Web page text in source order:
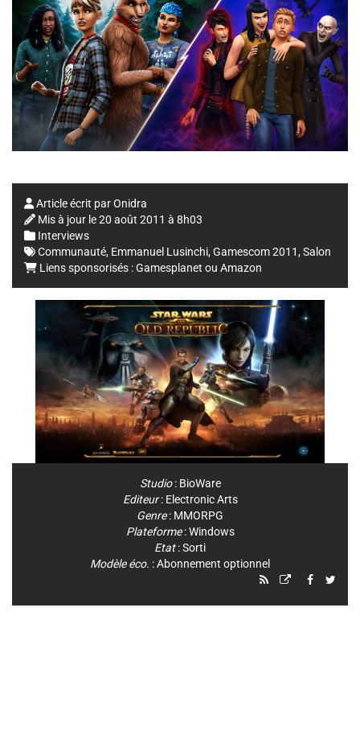
Article écrit parOnidra
Mis à jour le20 août 2011 à 8h03
Interviews
Communauté, Emmanuel Lusinchi, Gamescom 2011, Salon
Liens sponsorisés :Gamesplanet ou Amazon
Studio: BioWare
Editeur: Electronic Arts
Genre: MMORPG
Plateforme:Windows
Etat: Sorti
Modèle éco. : Abonnement optionnel